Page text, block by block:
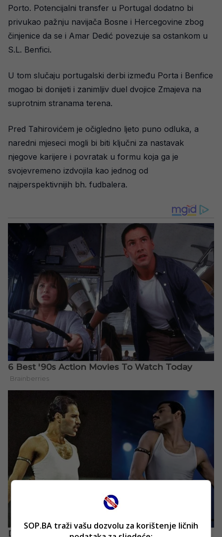
Porto. Potencijalni transfer u Portugal dodatno bi
privukao pažnju navijača Bosne i Hercegovine zbog
činjenice da se i Amar Dedić povezuje sa ostankom u
S.L. Benfici.
U tom slučaju portugalski derbi između Porta i Benfice
mogao bi donijeti i zanimljiv duel dvojice Zmajeva na
suprotnim stranama terena.
Pred Tahirovićem je očigledno ljeto puno odluka, a
naredni mjeseci mogli bi biti ključni za nastavak
njegove karijere i povratak u formu koja ga je
svojevremeno izdvojila kao jednog od
najperspektivnijih bh. fudbalera.
SOP.BA traži vašu dozvolu za korištenje ličnih